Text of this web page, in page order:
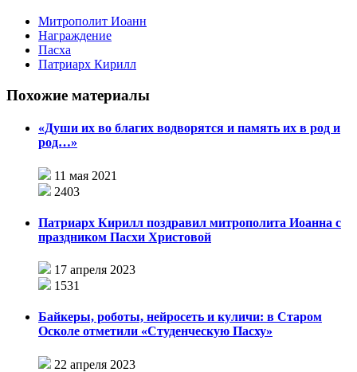
Митрополит Иоанн
Награждение
Пасха
Патриарх Кирилл
Похожие материалы
«Души их во благих водворятся и память их в род и
род…»
11 мая 2021
2403
Патриарх Кирилл поздравил митрополита Иоанна с
праздником Пасхи Христовой
17 апреля 2023
1531
Байкеры, роботы, нейросеть и куличи: в Старом
Осколе отметили «Студенческую Пасху»
22 апреля 2023